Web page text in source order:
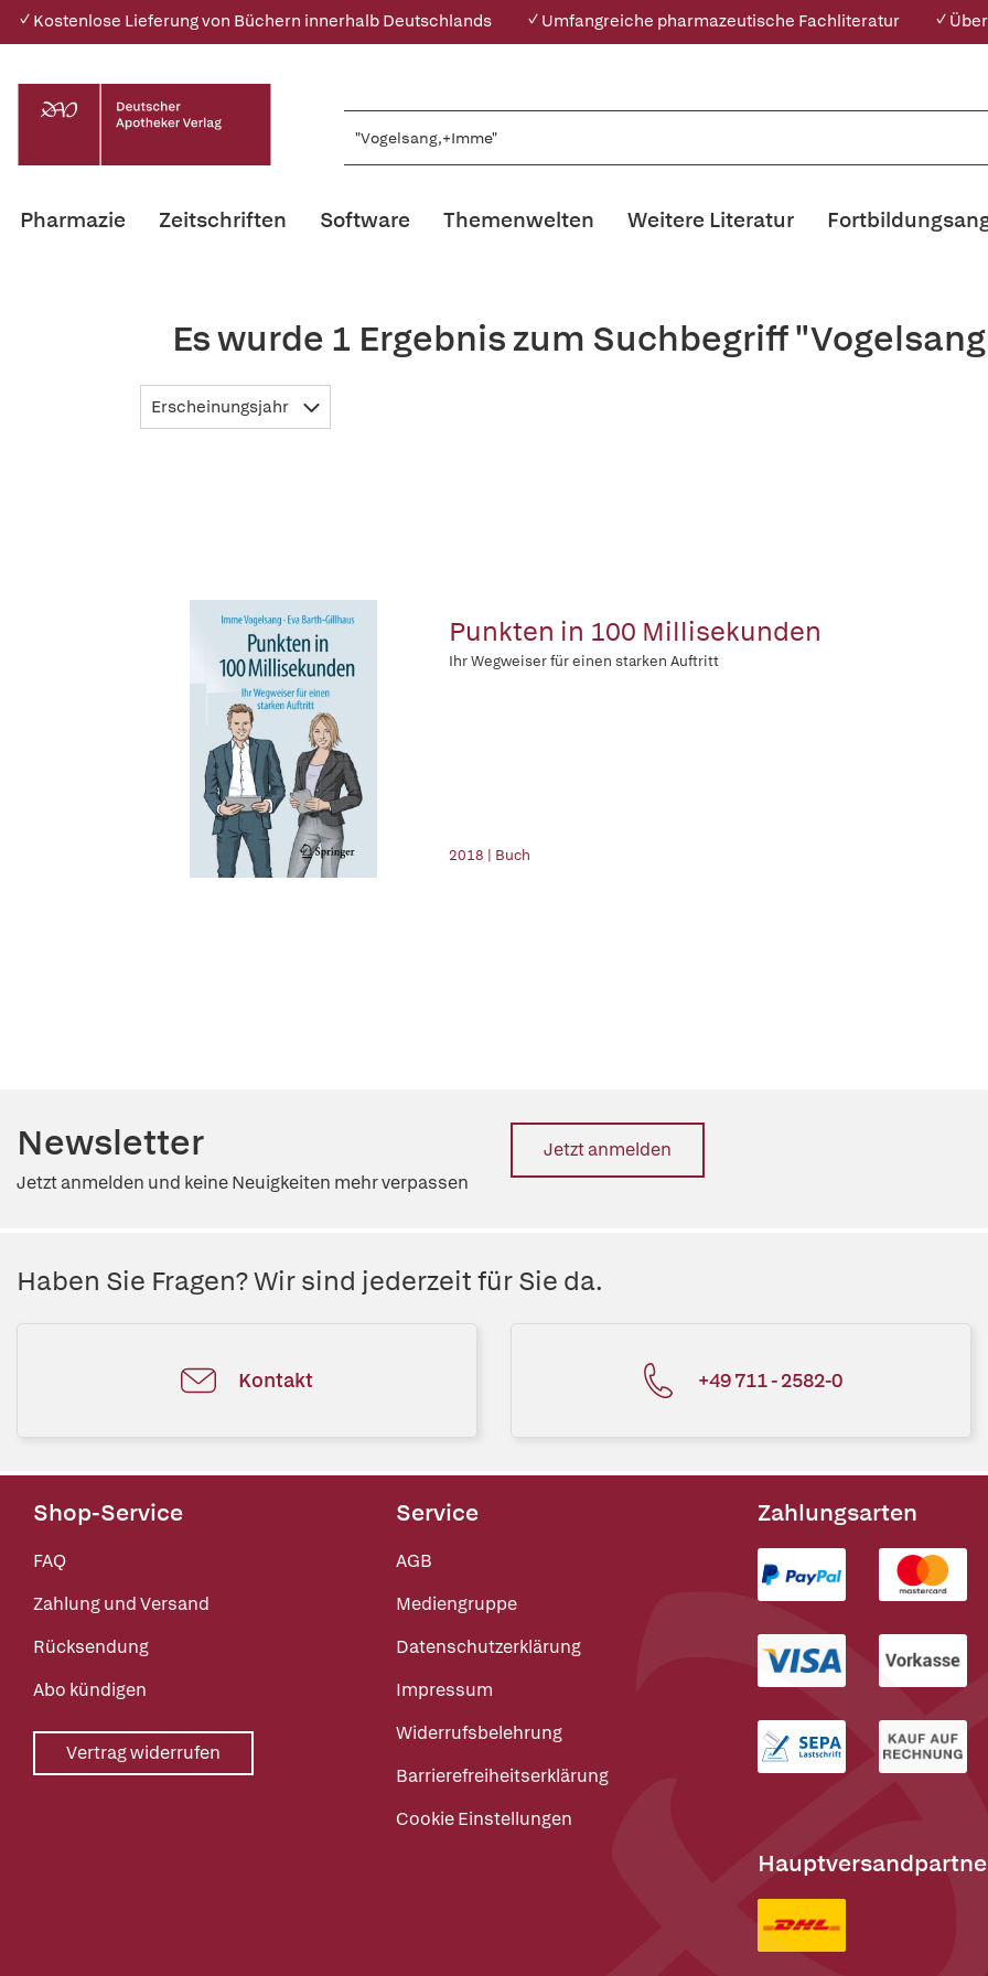
✓ Kostenlose Lieferung von Büchern innerhalb Deutschlands ✓ Umfangreiche pharmazeutische Fachliteratur ✓
Pharmazie Zeitschriften Software Themenwelten Weitere Literatur
Es wurde 1 Ergebnis zum Suchbegriff
Erscheinungsjahr
Punkten in 100 Millisekunden
Ihr Wegweiser für einen starken Auftritt
2018 | Buch
Newsletter
Jetzt anmelden und keine Neuigkeiten mehr verpassen
Jetzt anmelden
Haben Sie Fragen? Wir sind jederzeit für Sie da.
Kontakt +49 711 - 2582-0
Shop-Service
FAQ
Zahlung und Versand
Rücksendung
Abo kündigen
Vertrag widerrufen
Service
AGB
Mediengruppe
Datenschutzerklärung
Impressum
Widerrufsbelehrung
Barrierefreiheitserklärung
Cookie Einstellungen
Zahlungsarten